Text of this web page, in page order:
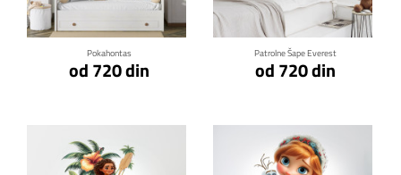
Pokahontas
od 720 din
Patrolne Šape Everest
od 720 din